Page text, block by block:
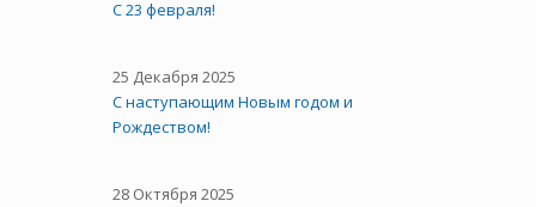
С 23 февраля!
25 Декабря 2025
С наступающим Новым годом и
Рождеством!
28 Октября 2025